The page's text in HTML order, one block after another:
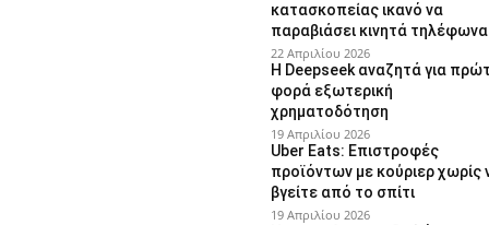
κατασκοπείας ικανό να
παραβιάσει κινητά τηλέφωνα
22 Απριλίου 2026
Η Deepseek αναζητά για
φορά εξωτερική
χρηματοδότηση
19 Απριλίου 2026
Uber Eats: Επιστροφές
προϊόντων με κούριερ χωρίς
βγείτε από το σπίτι
19 Απριλίου 2026